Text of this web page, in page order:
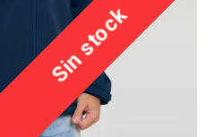
Sin stock